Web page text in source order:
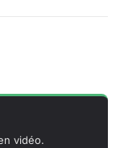
vidéo.